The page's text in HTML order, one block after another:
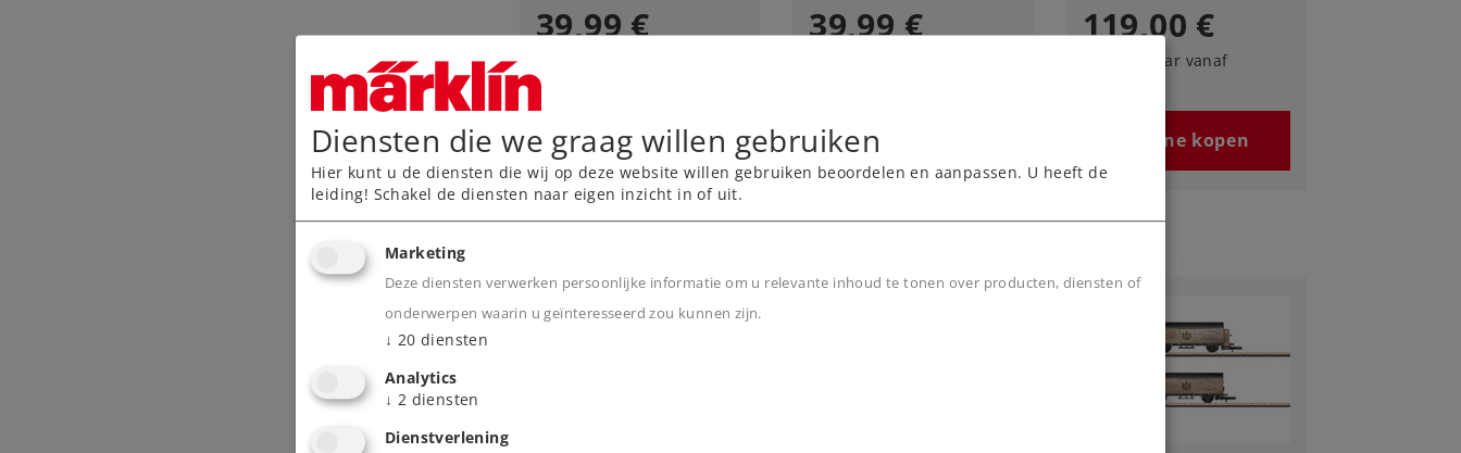
39,99 €
Online kopen
39,99 €
Online kopen
119,00 €
Leverbaar vanaf
Online kopen
NIEUW
Diensten die we graag willen gebruiken
Hier kunt u de diensten die wij op deze website willen gebruiken beoordelen en aanpassen. U heeft de
leiding! Schakel de diensten naar eigen inzicht in of uit.
Marketing
Deze diensten verwerken persoonlijke informatie om u relevante inhoud te tonen over producten, diensten of
onderwerpen waarin u geïnteresseerd zou kunnen zijn.
↓ 20 diensten
Analytics
↓ 2 diensten
Dienstverlening